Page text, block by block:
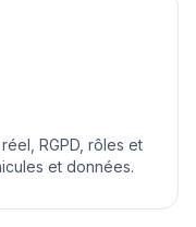
RGPD, rôles et
et données.